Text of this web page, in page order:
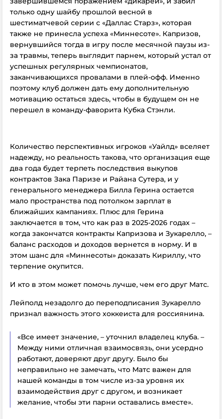
только одну шайбу прошлой весной в
шестиматчевой серии с «Даллас Старз», которая
также не принесла успеха «Миннесоте». Капризов,
вернувшийся тогда в игру после месячной паузы из-
за травмы, теперь выглядит парнем, который устал от
успешных регулярных чемпионатов,
заканчивающихся провалами в плей-офф. Именно
поэтому клуб должен дать ему дополнительную
мотивацию остаться здесь, чтобы в будущем он не
перешел в команду-фаворита Кубка Стэнли.
Количество перспективных игроков «Уайлд» вселяет
надежду, но реальность такова, что организация еще
два года будет терпеть последствия выкупов
контрактов Зака ​​Паризе и Райана Сутера, и у
генерального менеджера Билла Герина остается
мало пространства под потолком зарплат в
ближайших кампаниях. Плюс для Герина
заключается в том, что как раз в 2025-2026 годах –
когда закончатся контракты Капризова и Зукарелло, –
баланс расходов и доходов вернется в норму. И в
этом шанс для «Миннесоты» доказать Кириллу, что
терпение окупится.
И кто в этом может помочь лучше, чем его друг Матс.
Лейполд незадолго до переподписания Зукарелло
признал важность этого хоккеиста для россиянина.
«Все имеет значение, – уточнил владелец клуба. –
Между ними отличная взаимосвязь, они усердно
работают, доверяют друг другу. Было бы
неправильно не замечать, что Матс важен для
нашей команды в том числе из-за уровня их
взаимодействия друг с другом, и возникает
желание, чтобы эти парни оставались вместе».